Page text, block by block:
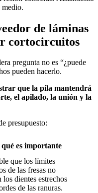
medio.
de láminas
cortocircuitos
pregunta no es “¿puede
pueden hacerlo.
que la pila mantendrá
el apilado, la unión y la
presupuesto:
es importante
que los límites
de las fresas no
los dientes estrechos
de las ranuras.